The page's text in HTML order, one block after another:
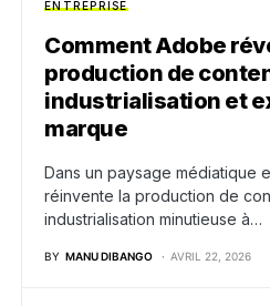
ENTREPRISE
Comment Adobe
production de
industrialisation et
marque
Dans un paysage médiatique
réinvente la production de
industrialisation minutieuse à…
BY MANU DIBANGO AVRIL 22, 2026